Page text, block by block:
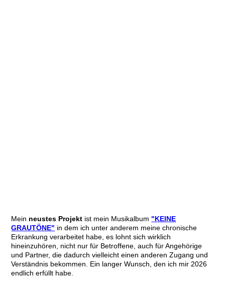
Mein neustes Projekt ist mein Musikalbum "KEINE
GRAUTÖNE" in dem ich unter anderem meine chronische
Erkrankung verarbeitet habe, es lohnt sich wirklich
hineinzuhören, nicht nur für Betroffene, auch für Angehörige
und Partner, die dadurch vielleicht einen anderen Zugang und
Verständnis bekommen. Ein langer Wunsch, den ich mir 2026
endlich erfüllt habe.